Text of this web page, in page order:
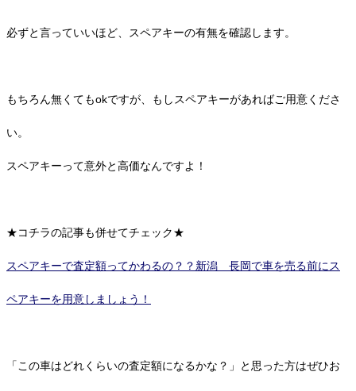
必ずと言っていいほど、スペアキーの有無を確認します。
もちろん無くてもokですが、もしスペアキーがあればご用意くださ
い。
スペアキーって意外と高価なんですよ！
★コチラの記事も併せてチェック★
スペアキーで査定額ってかわるの？？新潟 長岡で車を売る前にス
ペアキーを用意しましょう！
「この車はどれくらいの査定額になるかな？」と思った方はぜひお